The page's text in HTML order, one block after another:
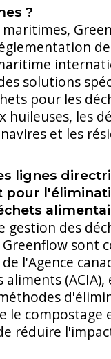
?
de
solutions
pour les
huileuses, les
et les
lignes
pour
gestion des
sont
l'Agence
aliments
le compostage
réduire